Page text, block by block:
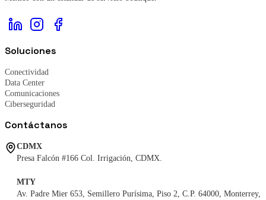
Soluciones
Conectividad
Data Center
Comunicaciones
Ciberseguridad
Contáctanos
CDMX
Presa Falcón #166 Col. Irrigación, CDMX.
MTY
Av. Padre Mier 653, Semillero Purísima, Piso 2, C.P. 64000, Monterrey,